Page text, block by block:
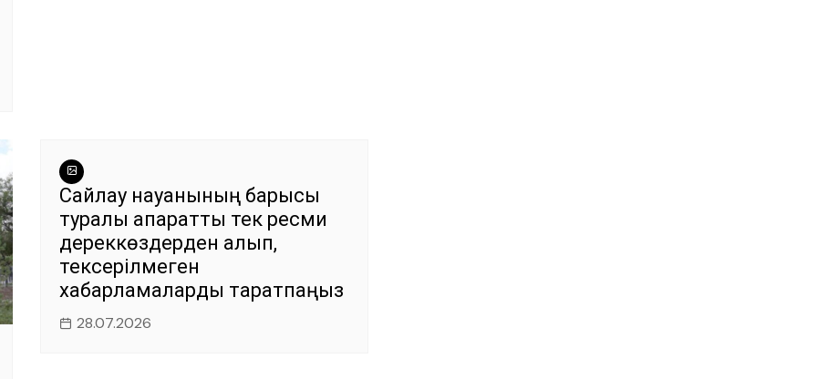
Сайлау науқанының барысы
туралы ақпаратты тек ресми
дереккөздерден алып,
тексерілмеген
хабарламаларды таратпаңыз
28.07.2026